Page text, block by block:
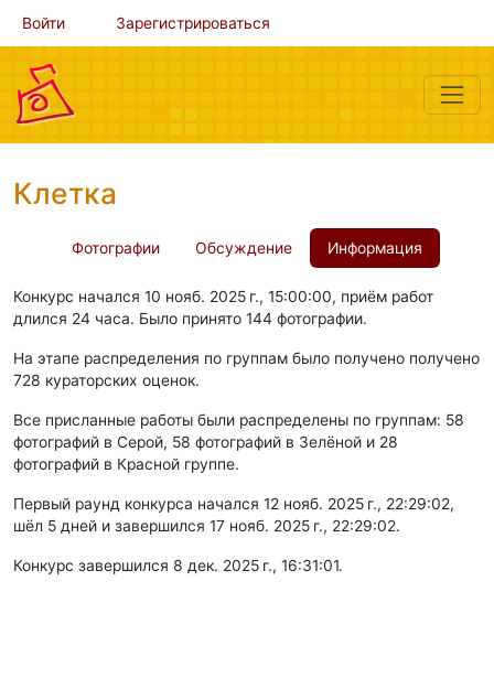
Войти Зарегистрироваться
Клетка
Фотографии Обсуждение Информация
Конкурс начался 10 нояб. 2025 г., 15:00:00, приём работ
длился 24 часа. Было принято 144 фотографии.
На этапе распределения по группам было получено получено
728 кураторских оценок.
Все присланные работы были распределены по группам: 58
фотографий в Серой, 58 фотографий в Зелёной и 28
фотографий в Красной группе.
Первый раунд конкурса начался 12 нояб. 2025 г., 22:29:02,
шёл 5 дней и завершился 17 нояб. 2025 г., 22:29:02.
Конкурс завершился 8 дек. 2025 г., 16:31:01.